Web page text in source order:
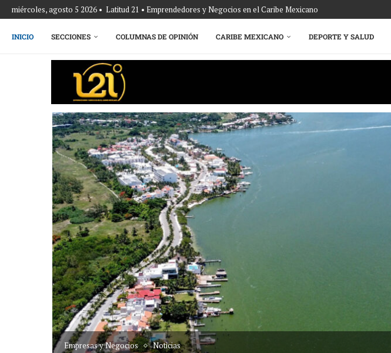
miércoles, agosto 5 2026 • Latitud 21 • Emprendedores y Negocios en el Caribe Mexicano
INICIO SECCIONES COLUMNAS DE OPINIÓN CARIBE MEXICANO DEPORTE Y SALUD
Empresas y Negocios Noticias